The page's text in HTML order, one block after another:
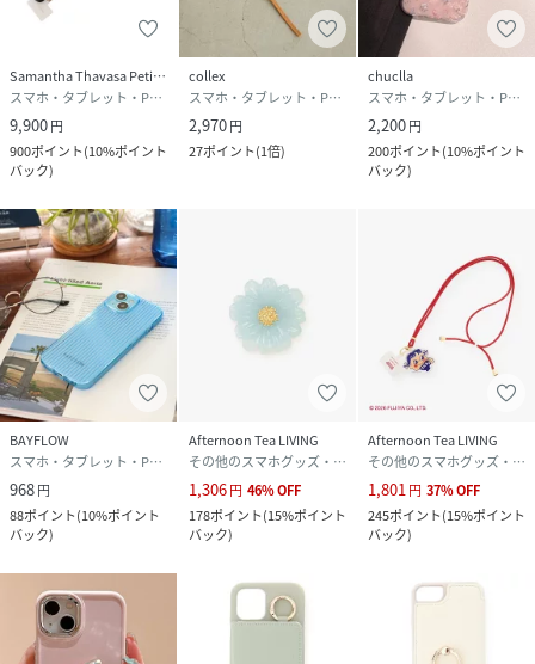
Samantha Thavasa Petit Choice
スマホ・タブレット・PCケース/カバー
9,900円
900ポイント(10%ポイント
バック)
collex
スマホ・タブレット・PCケース/カバー
2,970円
27ポイント(1倍)
chuclla
スマホ・タブレット・PCケース/カバー
2,200円
200ポイント(10%ポイント
バック)
BAYFLOW
スマホ・タブレット・PCケース/カバー
968円
88ポイント(10%ポイント
バック)
Afternoon Tea LIVING
その他のスマホグッズ・オーディオ機器
1,306円 46%OFF
178ポイント(15%ポイント
バック)
Afternoon Tea LIVING
その他のスマホグッズ・オーディオ機器
1,801 円 37%OFF
245ポイント(15%ポイント
バック)